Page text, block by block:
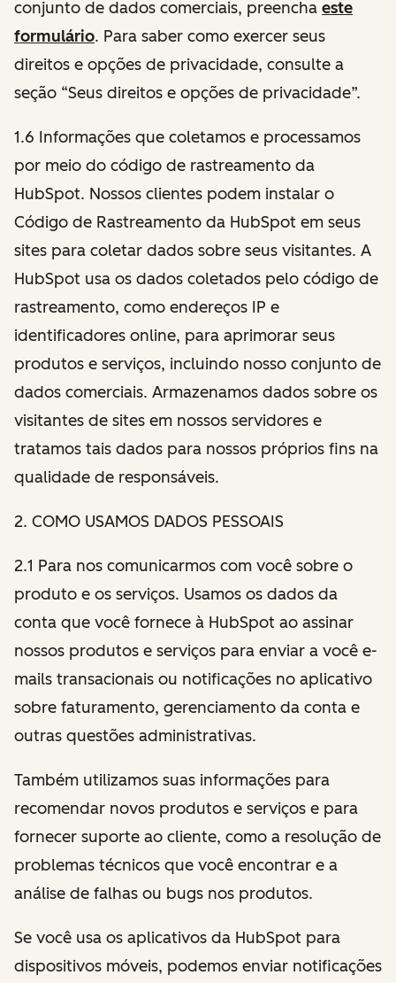
conjunto de dados comerciais, preencha este
formulário. Para saber como exercer seus
direitos e opções de privacidade, consulte a
seção “Seus direitos e opções de privacidade”.
1.6 Informações que coletamos e processamos
por meio do código de rastreamento da
HubSpot. Nossos clientes podem instalar o
Código de Rastreamento da HubSpot em seus
sites para coletar dados sobre seus visitantes. A
HubSpot usa os dados coletados pelo código de
rastreamento, como endereços IP e
identificadores online, para aprimorar seus
produtos e serviços, incluindo nosso conjunto de
dados comerciais. Armazenamos dados sobre os
visitantes de sites em nossos servidores e
tratamos tais dados para nossos próprios fins na
qualidade de responsáveis.
2. COMO USAMOS DADOS PESSOAIS
2.1 Para nos comunicarmos com você sobre o
produto e os serviços. Usamos os dados da
conta que você fornece à HubSpot ao assinar
nossos produtos e serviços para enviar a você e-
mails transacionais ou notificações no aplicativo
sobre faturamento, gerenciamento da conta e
outras questões administrativas.
Também utilizamos suas informações para
recomendar novos produtos e serviços e para
fornecer suporte ao cliente, como a resolução de
problemas técnicos que você encontrar e a
análise de falhas ou bugs nos produtos.
Se você usa os aplicativos da HubSpot para
dispositivos móveis, podemos enviar notificações